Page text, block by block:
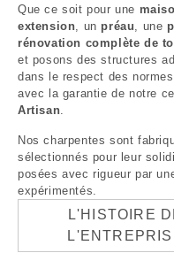
Que ce soit pour une
extension, un préau, une
rénovation complète de
et posons des structures
dans le respect des
avec la garantie de notre
Artisan.
Nos charpentes sont
sélectionnés pour leur
posées avec rigueur par
expérimentés.
L'HISTOIRE